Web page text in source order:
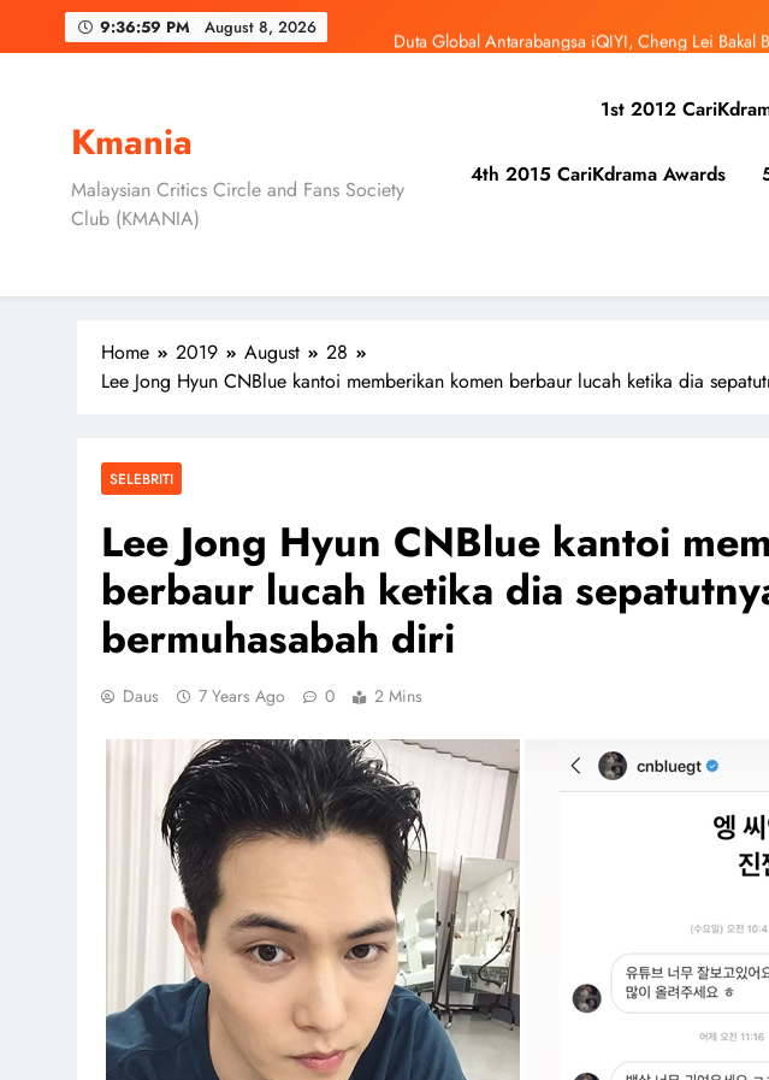
9:37:00 PM August 8, 2026
Skechers Lancar Kolaborasi Eksklusif
Duta Global Antarabangsa iQIYI, Cheng Lei Bakal
Kmania
Malaysian Critics Circle and Fans Society
Club (KMANIA)
1st 2012
4th 2015 CariKdrama Awards
Home 2019 August
28
Lee Jong Hyun CNBlue kantoi memberikan komen berbaur lucah ketika dia
SELEBRITI
Lee Jong Hyun CNBlue kantoi
berbaur lucah ketika dia
bermuhasabah diri
Daus 7 Years Ago 0 2 Mins